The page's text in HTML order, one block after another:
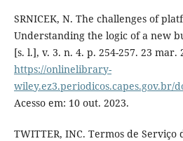
SRNICEK, N. The challenges of
Understanding the logic of a new
[s. l.], v. 3. n. 4. p. 254-257. 23 mar.
https://onlinelibrary-
wiley.ez3.periodicos.capes.gov.br/
Acesso em: 10 out. 2023.
TWITTER, INC. Termos de